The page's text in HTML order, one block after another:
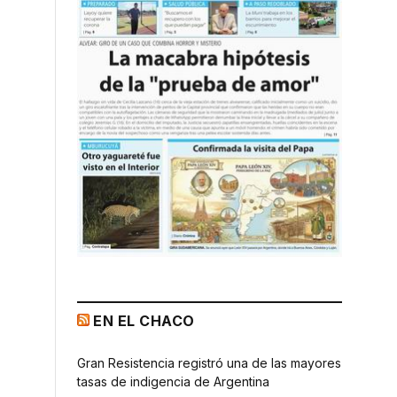
EN EL CHACO
Gran Resistencia registró una de las mayores
tasas de indigencia de Argentina